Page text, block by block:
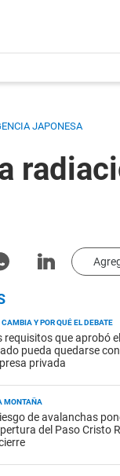
JAPONESA
CAMBIA Y POR QUÉ EL DEBATE
requisitos que aprobó
pueda quedarse
privada
MONTAÑA
de avalanchas
del Paso Cristo